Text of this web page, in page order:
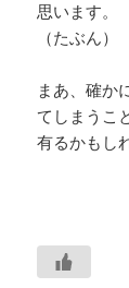
思います。
（たぶん）
まあ、確か
てしまうこ
有るかもし